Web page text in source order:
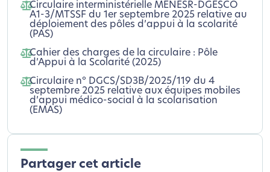
Circulaire interministérielle MENESR-DGESCO
A1-3/MTSSF du 1er septembre 2025 relative au
déploiement des pôles d’appui à la scolarité
(PAS)
Cahier des charges de la circulaire : Pôle
d’Appui à la Scolarité (2025)
Circulaire n° DGCS/SD3B/2025/119 du 4
septembre 2025 relative aux équipes mobiles
d’appui médico-social à la scolarisation
(EMAS)
Partager cet article